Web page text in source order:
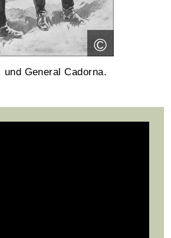
©
General Cadorna.